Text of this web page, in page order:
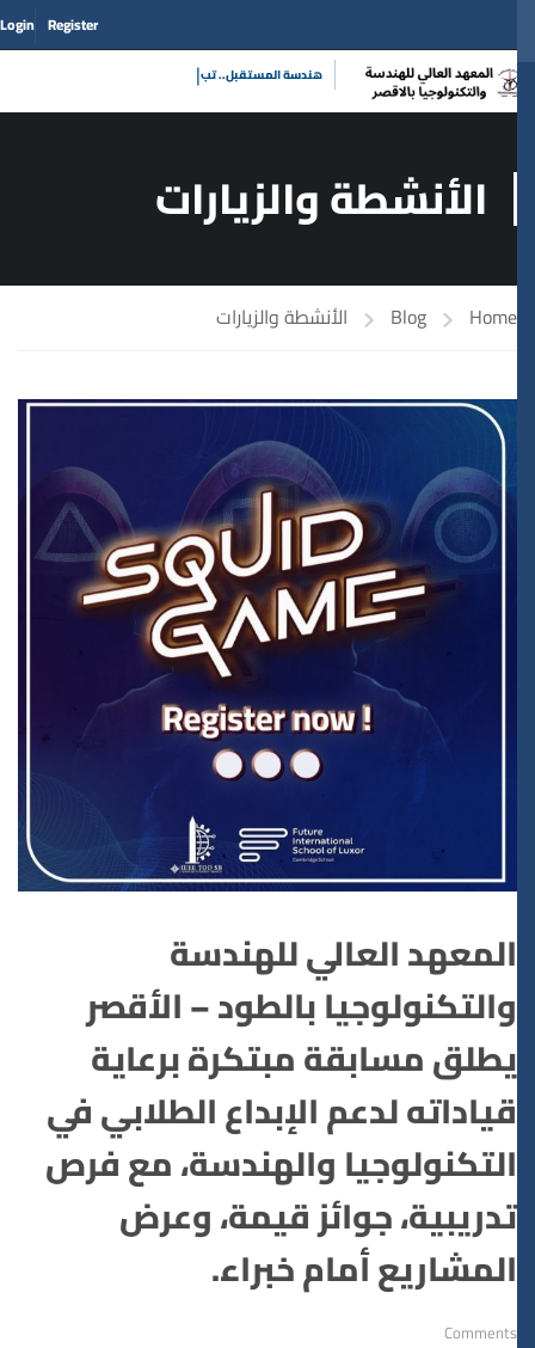
Register
Login
هندسة المستقبل.|
الأنشطة والزيارات
Home
Blog الأنشطة والزيارات
المعهد العالي للهندسة
والتكنولوجيا بالطود – الأقصر
يطلق مسابقة مبتكرة برعاية
قياداته لدعم الإبداع الطلابي في
التكنولوجيا والهندسة، مع فرص
تدريبية، جوائز قيمة، وعرض
المشاريع أمام خبراء.
Comments